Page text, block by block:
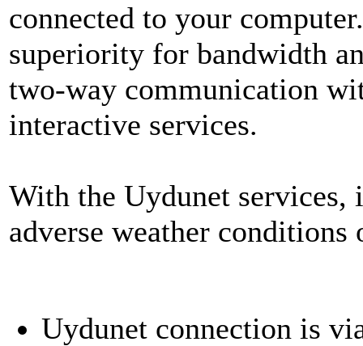
connected to your
superiority for bandwidth
two-way communication
interactive services.
With the Uydunet services,
adverse weather conditions
Uydunet connection is